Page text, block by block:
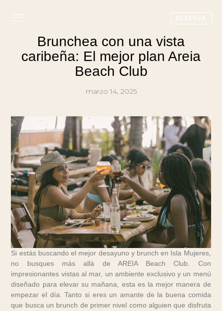
RESERVA
Brunchea con una vista
caribeña: El mejor plan Areia
Beach Club
marzo 14, 2025
Si estás buscando el mejor desayuno y brunch en Isla Mujeres,
no busques más allá de AREIA Beach Club. Con
impresionantes vistas al mar, un ambiente exclusivo y un menú
diseñado para elevar su mañana, esta es la mejor manera de
empezar el día. Tanto si eres un amante de la buena comida
que busca un brunch de primer nivel como alguien que disfruta